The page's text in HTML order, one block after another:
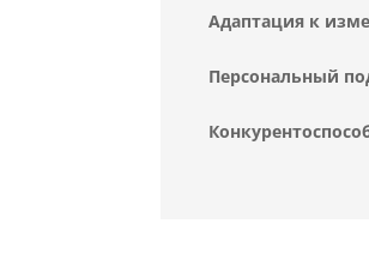
Адаптация к
Персональный